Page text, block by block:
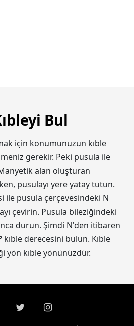
Bul
için konumunuzun kıble
gerekir. Peki pusula ile
alan oluşturan
pusulayı yere yatay tutun.
ile pusula çerçevesindeki N
çevirin. Pusula bileziğindeki
durun. Şimdi N'den itibaren
kıble derecesini bulun. Kıble
yön kıble yönünüzdür.